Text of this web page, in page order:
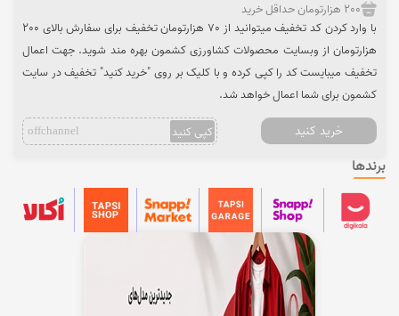
200 هزارتومان حداقل خرید
با وارد کردن کد تخفیف میتوانید از 70 هزارتومان تخفیف برای سفارش بالای 200
هزارتومان از وبسایت محصولات کشاورزی کشمون بهره مند شوید. جهت اعمال
تخفیف میبایست کد را کپی کرده و با کلیک بر روی "خرید کنید" تخفیف در سایت
کشمون برای شما اعمال خواهد شد.
خرید کنید کپی کنید offchannel
برندها